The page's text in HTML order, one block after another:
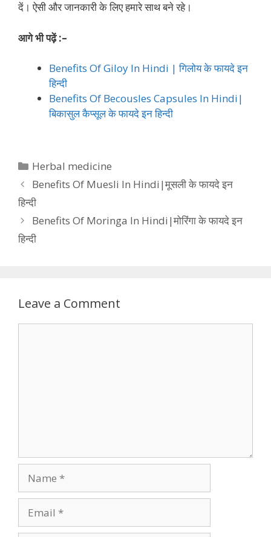
दें। ऐसी और जानकारी के लिए हमारे साथ बने रहे।
आगे भी पढ़ें :–
Benefits Of Giloy In Hindi | गिलोय के फायदे इन
हिन्दी
Benefits Of Becousles Capsules In Hindi|
बिकासुल कैप्सूल के फायदे इन हिन्दी
Categories
Herbal medicine
Benefits Of Muesli In Hindi|मूसली के फायदे इन
हिन्दी
Benefits Of Moringa In Hindi|मोरिंगा के फायदे इन
हिन्दी
Leave a Comment